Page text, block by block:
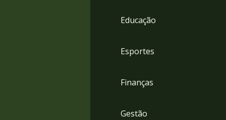
Educação
Esportes
Finanças
Gestão